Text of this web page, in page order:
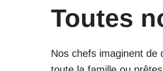
Toutes
Nos chefs imaginent de